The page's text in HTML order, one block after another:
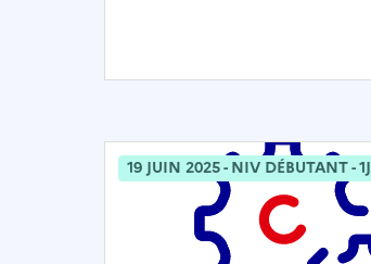
19 JUIN 2025 - NIV DÉBUTANT - 1J